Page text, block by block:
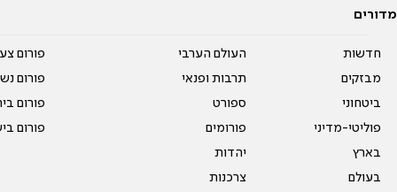
מדורים
חדשות
מבזקים
ביטחוני
פוליטי-מדיני
בארץ
בעולם
העולם הערבי
תרבות ופנאי
ספורט
פורומים
יהדות
צרכנות
פורום
פורום
פורום
פורום